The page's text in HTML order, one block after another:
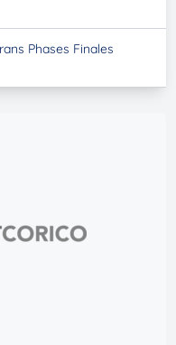
Phases Finales